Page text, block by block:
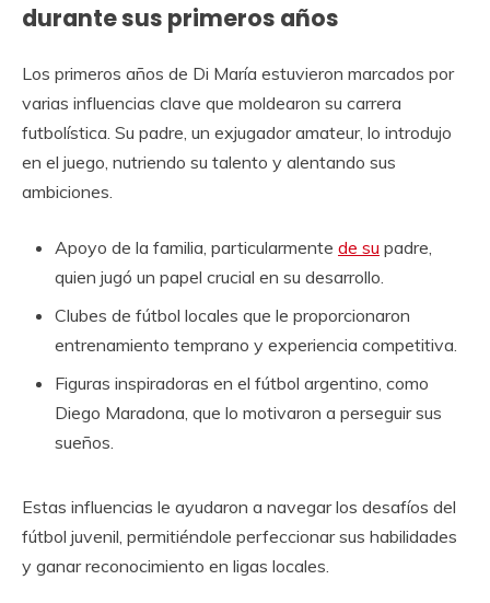
durante sus primeros años
Los primeros años de Di María estuvieron marcados por
varias influencias clave que moldearon su carrera
futbolística. Su padre, un exjugador amateur, lo introdujo
en el juego, nutriendo su talento y alentando sus
ambiciones.
Apoyo de la familia, particularmente de su padre,
quien jugó un papel crucial en su desarrollo.
Clubes de fútbol locales que le proporcionaron
entrenamiento temprano y experiencia competitiva.
Figuras inspiradoras en el fútbol argentino, como
Diego Maradona, que lo motivaron a perseguir sus
sueños.
Estas influencias le ayudaron a navegar los desafíos del
fútbol juvenil, permitiéndole perfeccionar sus habilidades
y ganar reconocimiento en ligas locales.